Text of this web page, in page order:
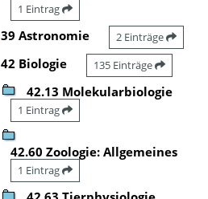
1 Eintrag
39 Astronomie 2 Einträge
42 Biologie 135 Einträge
42.13 Molekularbiologie
1 Eintrag
42.60 Zoologie: Allgemeines
1 Eintrag